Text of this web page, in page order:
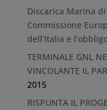
Discarica Marina di
Commissione
dell’Italia e
TERMINALE GNL
VINCOLANTE IL
2015
RISPUNTA IL